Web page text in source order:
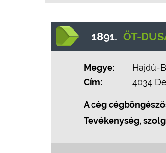
1891. ÖT-
Megye:
Hajdú-
Cím:
4034
A cég
Tevékenység,